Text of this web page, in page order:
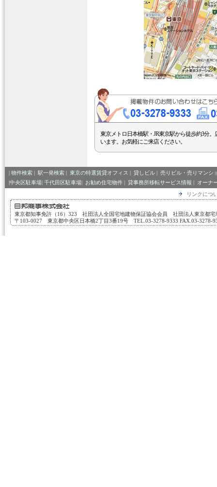
東京メトロ日本橋駅・JR東京駅から徒歩約3分。
います。お気軽にご来店ください。
| 物件検索 | 駅一発検索 | 東京の特選賃貸オフィス | 貸しビル | 売りビル・売りマンシ
|中央区駐車場| 千代田区駐車場| お勧め住宅物件 | 貸事務所移転サービス情報 | オーナ
リンクにつ
東京都知事免許（16）323 社団法人全国宅地建物保証協会会員 社団法人東京都宅
〒103-0027 東京都中央区日本橋2丁目3番19号 TEL.03-3278-9333 FAX.03-3278-